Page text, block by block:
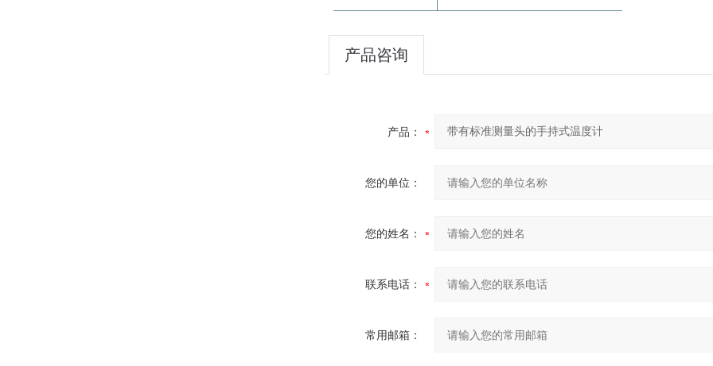
产品咨询
产品：
您的单位：
您的姓名：
联系电话：
常用邮箱：